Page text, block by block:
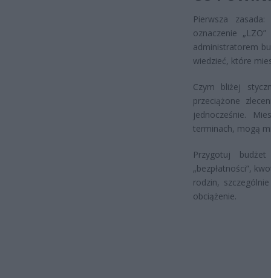
Pierwsza
oznaczenie
administratorem
wiedzieć, które
Czym bliżej
przeciążone
jednocześnie.
terminach, mogą
Przygotuj
„bezpłatności”,
rodzin,
obciążenie.